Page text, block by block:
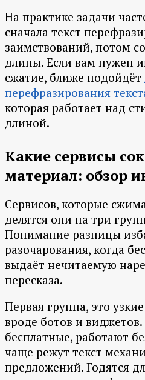
На практике задачи
сначала текст
заимствований, потом
длины. Если вам нужен
сжатие, ближе подойдёт
перефразирования
которая работает над
длиной.
Какие сервисы
материал: обзор
Сервисов, которые
делятся они на три
Понимание разницы
разочарования, когда
выдаёт нечитаемую
пересказа.
Первая группа, это
вроде ботов и
бесплатные, работают
чаще режут текст
предложений. Годятся